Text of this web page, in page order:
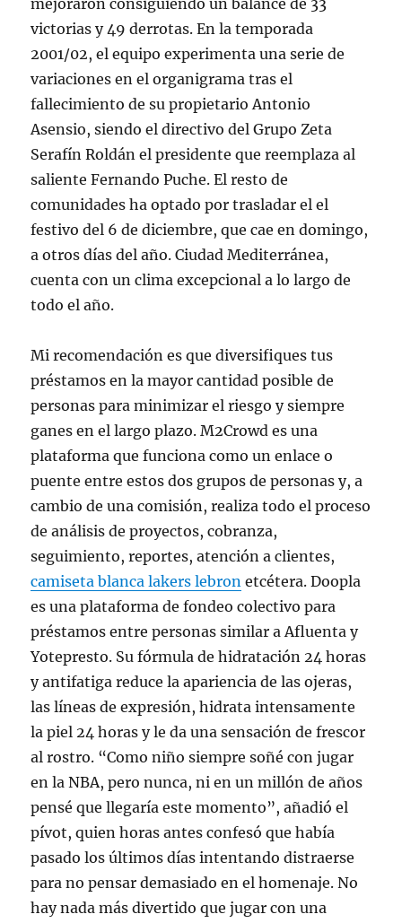
mejoraron consiguiendo un balance de 33
victorias y 49 derrotas. En la temporada
2001/02, el equipo experimenta una serie de
variaciones en el organigrama tras el
fallecimiento de su propietario Antonio
Asensio, siendo el directivo del Grupo Zeta
Serafín Roldán el presidente que reemplaza al
saliente Fernando Puche. El resto de
comunidades ha optado por trasladar el el
festivo del 6 de diciembre, que cae en domingo,
a otros días del año. Ciudad Mediterránea,
cuenta con un clima excepcional a lo largo de
todo el año.
Mi recomendación es que diversifiques tus
préstamos en la mayor cantidad posible de
personas para minimizar el riesgo y siempre
ganes en el largo plazo. M2Crowd es una
plataforma que funciona como un enlace o
puente entre estos dos grupos de personas y, a
cambio de una comisión, realiza todo el proceso
de análisis de proyectos, cobranza,
seguimiento, reportes, atención a clientes,
camiseta blanca lakers lebron etcétera. Doopla
es una plataforma de fondeo colectivo para
préstamos entre personas similar a Afluenta y
Yotepresto. Su fórmula de hidratación 24 horas
y antifatiga reduce la apariencia de las ojeras,
las líneas de expresión, hidrata intensamente
la piel 24 horas y le da una sensación de frescor
al rostro. “Como niño siempre soñé con jugar
en la NBA, pero nunca, ni en un millón de años
pensé que llegaría este momento”, añadió el
pívot, quien horas antes confesó que había
pasado los últimos días intentando distraerse
para no pensar demasiado en el homenaje. No
hay nada más divertido que jugar con una